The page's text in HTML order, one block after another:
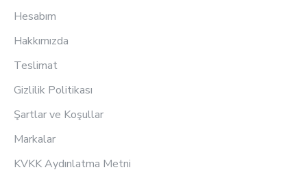
Hesabım
Hakkımızda
Teslimat
Gizlilik Politikası
Şartlar ve Koşullar
Markalar
KVKK Aydınlatma Metni